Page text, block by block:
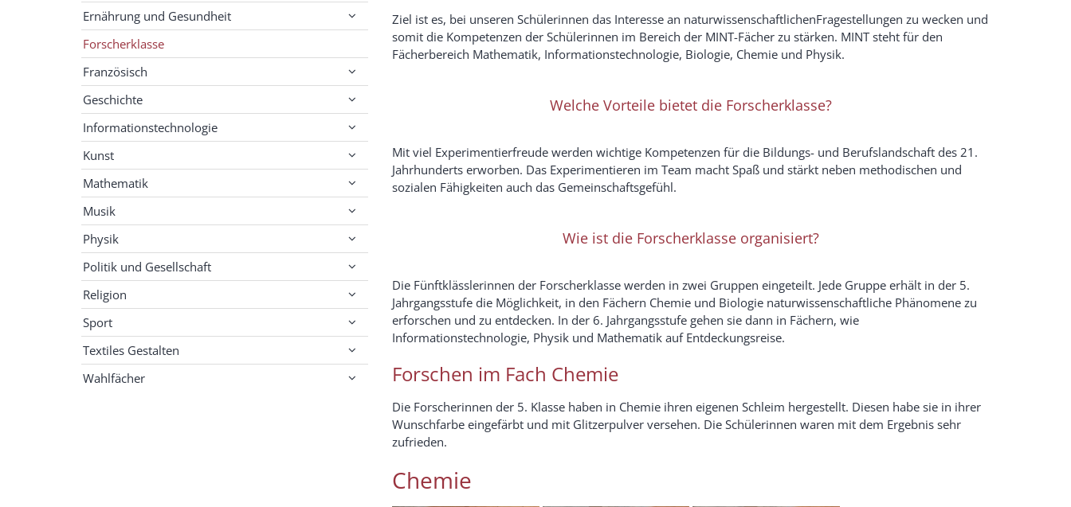
Ziel ist es, bei unseren Schülerinnen das Interesse an naturwissenschaftlichenFragestellungen zu wecken und
somit die Kompetenzen der Schülerinnen im Bereich der MINT-Fächer zu stärken. MINT steht für den
Fächerbereich Mathematik, Informationstechnologie, Biologie, Chemie und Physik.
Welche Vorteile bietet die Forscherklasse?
Mit viel Experimentierfreude werden wichtige Kompetenzen für die Bildungs- und Berufslandschaft des 21.
Jahrhunderts erworben. Das Experimentieren im Team macht Spaß und stärkt neben methodischen und
sozialen Fähigkeiten auch das Gemeinschaftsgefühl.
Wie ist die Forscherklasse organisiert?
Die Fünftklässlerinnen der Forscherklasse werden in zwei Gruppen eingeteilt. Jede Gruppe erhält in der 5.
Jahrgangsstufe die Möglichkeit, in den Fächern Chemie und Biologie naturwissenschaftliche Phänomene zu
erforschen und zu entdecken. In der 6. Jahrgangsstufe gehen sie dann in Fächern, wie
Informationstechnologie, Physik und Mathematik auf Entdeckungsreise.
Forschen im Fach Chemie
Die Forscherinnen der 5. Klasse haben in Chemie ihren eigenen Schleim hergestellt. Diesen habe sie in ihrer
Wunschfarbe eingefärbt und mit Glitzerpulver versehen. Die Schülerinnen waren mit dem Ergebnis sehr
zufrieden.
Chemie
Ernährung und Gesundheit
Forscherklasse
Französisch
Geschichte
Informationstechnologie
Kunst
Mathematik
Musik
Physik
Politik und Gesellschaft
Religion
Sport
Textiles Gestalten
Wahlfächer